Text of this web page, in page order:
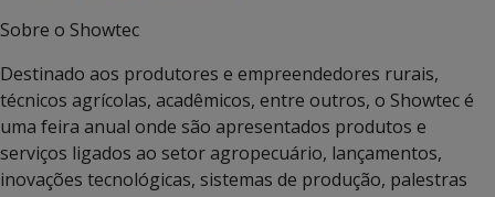
Sobre o Showtec
Destinado aos produtores e empreendedores rurais,
técnicos agrícolas, acadêmicos, entre outros, o Showtec é
uma feira anual onde são apresentados produtos e
serviços ligados ao setor agropecuário, lançamentos,
inovações tecnológicas, sistemas de produção, palestras